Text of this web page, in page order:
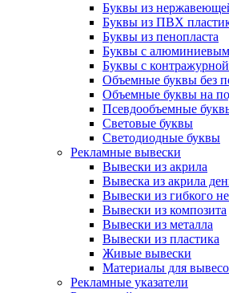
Буквы из
Буквы из ПВХ
Буквы из пенопласта
Буквы с
Буквы с
Объемные буквы без
Объемные буквы на
Псевдообъемные
Световые буквы
Светодиодные буквы
Рекламные вывески
Вывески из акрила
Вывеска из акрила
Вывески из гибкого
Вывески из композита
Вывески из металла
Вывески из пластика
Живые вывески
Материалы для
Рекламные указатели